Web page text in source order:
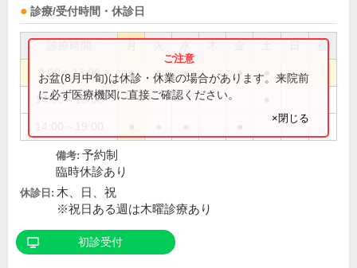
診療/受付時間・休診日
祝
9:00～13:00 ● ● ● ●
14:00～18:00
お盆(8月中旬)は休診・休業の場合があります。来院前
に必ず医療機関に直接ご確認ください。
×閉じる
備考: 予約制
臨時休診あり
休診日: 木、日、祝
※祝日ある週は木曜診療あり
初診受付